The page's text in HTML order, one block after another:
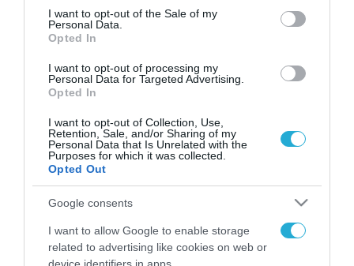
consent section.
I want to opt-out of the Sale of my
Personal Data.
Opted In
I want to opt-out of processing my
Personal Data for Targeted Advertising.
Opted In
I want to opt-out of Collection, Use,
Retention, Sale, and/or Sharing of my
Personal Data that Is Unrelated with the
Purposes for which it was collected.
Opted Out
Google consents
I want to allow Google to enable storage
related to advertising like cookies on web or
08.08.2026 | 01:02
Στο «κόκκινο» το
Ντνιπροπετρόφσκ: Οι Ουκρανοί
επιθέσεις σε όλη την επικράτεια
07.08.2026